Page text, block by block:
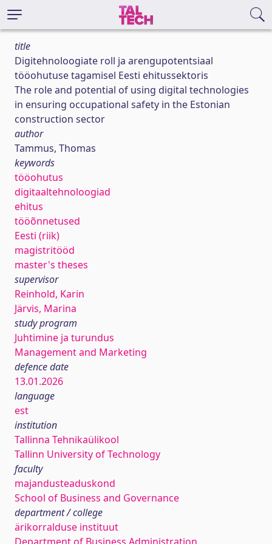
title
Digitehnoloogiate roll ja arengupotentsiaal
tööohutuse tagamisel Eesti ehitussektoris
The role and potential of using digital technologies
in ensuring occupational safety in the Estonian
construction sector
author
Tammus, Thomas
keywords
tööohutus
digitaaltehnoloogiad
ehitus
tööõnnetused
Eesti (riik)
magistritööd
master's theses
supervisor
Reinhold, Karin
Järvis, Marina
study program
Juhtimine ja turundus
Management and Marketing
defence date
13.01.2026
language
est
institution
Tallinna Tehnikaülikool
Tallinn University of Technology
faculty
majandusteaduskond
School of Business and Governance
department / college
ärikorralduse instituut